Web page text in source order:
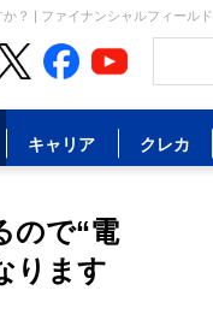
？ | ファイナンシャルフィールド
キャリア クレカ
ので“電
ります